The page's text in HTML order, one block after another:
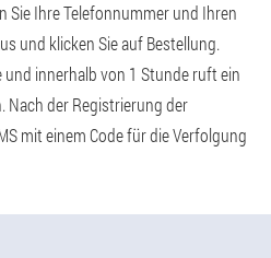
Sie Ihre Telefonnummer und Ihren
und klicken Sie auf Bestellung.
innerhalb von 1 Stunde ruft ein
Nach der Registrierung der
mit einem Code für die Verfolgung